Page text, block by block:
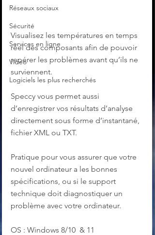
Réseaux sociaux
Sécurité
Services en ligne
Video
Logiciels les plus recherchés
Visualisez les températures en temps
réel des composants afin de pouvoir
repérer les problèmes avant qu’ils ne
surviennent.
Speccy vous permet aussi
d’enregistrer vos résultats d’analyse
directement sous forme d’instantané,
fichier XML ou TXT.
Pratique pour vous assurer que votre
nouvel ordinateur a les bonnes
spécifications, ou si le support
technique doit diagnostiquer un
problème avec votre ordinateur.
OS : Windows 8/10  & 11